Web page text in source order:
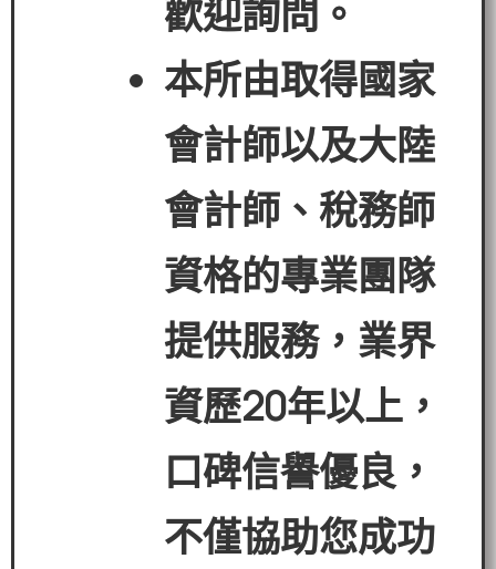
歡迎詢問。
本所由取得國家
會計師以及大陸
會計師、稅務師
資格的專業團隊
提供服務，業界
資歷20年以上，
口碑信譽優良，
不僅協助您成功